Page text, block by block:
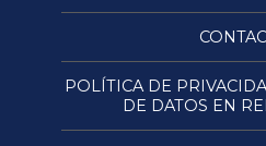
POLÍTICA DE
DE DATOS EN